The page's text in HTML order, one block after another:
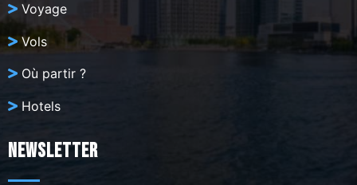
Voyage
Vols
Où partir ?
Hotels
Newsletter